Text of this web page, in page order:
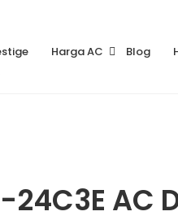
Harga AC Blog
24C3E AC